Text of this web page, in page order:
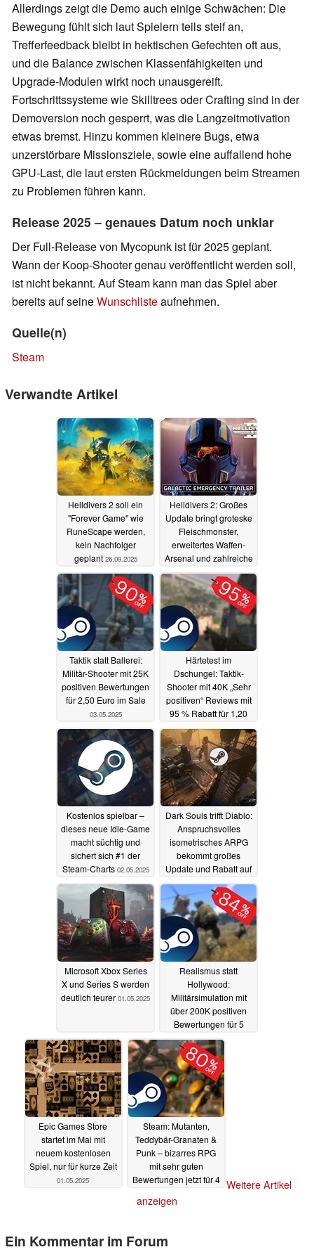
Allerdings zeigt die Demo auch einige Schwächen: Die
Bewegung fühlt sich laut Spielern teils steif an,
Trefferfeedback bleibt in hektischen Gefechten oft aus,
und die Balance zwischen Klassenfähigkeiten und
Upgrade-Modulen wirkt noch unausgereift.
Fortschrittssysteme wie Skilltrees oder Crafting sind in der
Demoversion noch gesperrt, was die Langzeitmotivation
etwas bremst. Hinzu kommen kleinere Bugs, etwa
unzerstörbare Missionsziele, sowie eine auffallend hohe
GPU-Last, die laut ersten Rückmeldungen beim Streamen
zu Problemen führen kann.
Release 2025 – genaues Datum noch unklar
Der Full-Release von Mycopunk ist für 2025 geplant.
Wann der Koop-Shooter genau veröffentlicht werden soll,
ist nicht bekannt. Auf Steam kann man das Spiel aber
bereits auf seineWunschlisteaufnehmen.
Quelle(n)
Steam
Verwandte Artikel
Helldivers 2 soll ein
"Forever Game" wie
RuneScape werden,
kein Nachfolger
geplant 26.09.2025
Helldivers 2: Großes
Update bringt groteske
Fleischmonster,
erweitertes Waffen-
Arsenal und zahlreiche
neue Features
14.05.2025
Taktik statt Ballerei:
Militär-Shooter mit 25K
positiven Bewertungen
für 2,50 Euro im Sale
03.05.2025
Härtetest im
Dschungel: Taktik-
Shooter mit 40K „Sehr
positiven“ Reviews mit
95 % Rabatt für 1,20
Euro im Steam Sale
02.05.2025
Kostenlos spielbar –
dieses neue Idle-Game
macht süchtig und
sichert sich #1 der
Steam-Charts 02.05.2025
Dark Souls trifft Diablo:
Anspruchsvolles
isometrisches ARPG
bekommt großes
Update und Rabatt auf
Steam01.05.2025
Microsoft Xbox Series
X und Series S werden
deutlich teurer 01.05.2025
Realismus statt
Hollywood:
Militärsimulation mit
über 200K positiven
Bewertungen für 5
Euro im Sale01.05.2025
Epic Games Store
startet im Mai mit
neuem kostenlosen
Spiel, nur für kurze Zeit
01.05.2025
Steam: Mutanten,
Teddybär-Granaten &
Punk – bizarres RPG
mit sehr guten
Bewertungen jetzt für 4 Weitere Artikel
anzeigen
Ein Kommentar im Forum